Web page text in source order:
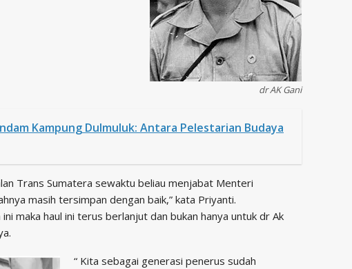
dr AK Gani
Kampung Dulmuluk: Antara Pelestarian Budaya
Trans Sumatera sewaktu beliau menjabat Menteri
masih tersimpan dengan baik,” kata Priyanti.
maka haul ini terus berlanjut dan bukan hanya untuk dr Ak
“ Kita sebagai generasi penerus sudah